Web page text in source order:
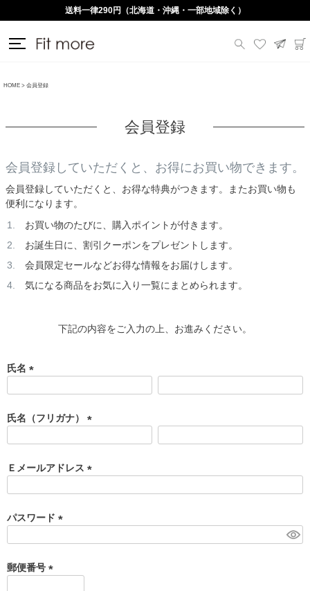
送料一律290円（北海道・沖縄・一部地域除く）
HOME 会員登録
会員登録
会員登録していただくと、お得にお買い物できます。
会員登録していただくと、お得な特典がつきます。またお買い物も
便利になります。
お買い物のたびに、購入ポイントが付きます。
お誕生日に、割引クーポンをプレゼントします。
会員限定セールなどお得な情報をお届けします。
気になる商品をお気に入り一覧にまとめられます。
下記の内容をご入力の上、お進みください。
氏名
須
)
氏名（フリガナ）
須
)
Ｅメールアドレス
)
パスワード
)
郵便番号